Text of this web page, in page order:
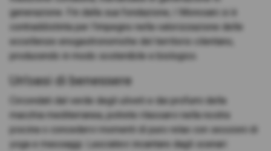
generazione. Fin dalla sua fondazione, I Moresani si è
contraddistinta per l'impegno nella valorizzazione delle
eccellenze enogastronomiche del territorio cilentano,
producendo in modo sostenibile e biologico.
Un'oasi di benessere
Circondati dal verde degli uliveti e dai profumi della
macchia mediterranea, potrete rilassarvi nella nostra
piscina o concedervi momenti di puro relax con sessioni di
yoga e massaggi. Lasciatevi incantare dagli scenari